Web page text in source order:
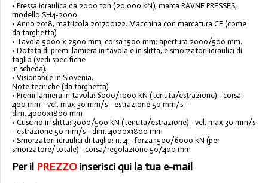
• Pressa idraulica da 2000 ton (20.000 kN), marca RAVNE PRESSES,
modello SH4-2000.
• Anno 2018, matricola 201700122. Macchina con marcatura CE (come
da targhetta).
• Tavola 5000 x 2500 mm; corsa 1500 mm; apertura 2000/500 mm.
• Dotata di premi lamiera in tavola e in slitta, e smorzatori idraulici di
taglio (vedi specifiche
in scheda).
• Visionabile in Slovenia.
Note tecniche (da targhetta)
• Premi lamiera in tavola: 6000/1000 kN (tenuta/estrazione) - corsa
400 mm - vel. max 30 mm/s - estrazione 50 mm/s -
dim. 4000x1800 mm
• Cuscino in slitta: 3000/500 kN (tenuta/estrazione) - vel. max 30 mm/s
- estrazione 50 mm/s - dim. 4000x1800 mm
• Smorzatori idraulici di taglio: n. 4 - forza 1500/6000 kN (per
smorzatore/totale) - corsa/regolazione 50/400 mm
Per il PREZZOinserisci qui la tua e-mail